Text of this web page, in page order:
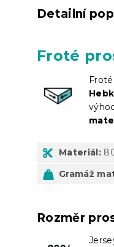
Detailní
Froté
Materiál:
Gramáž
Rozměr